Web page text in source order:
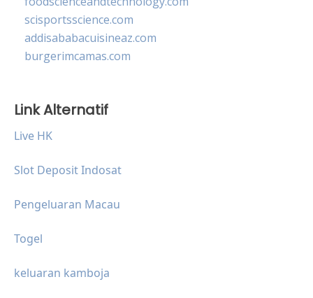
scisportsscience.com
addisababacuisineaz.com
burgerimcamas.com
Link Alternatif
Live HK
Slot Deposit Indosat
Pengeluaran Macau
Togel
keluaran kamboja